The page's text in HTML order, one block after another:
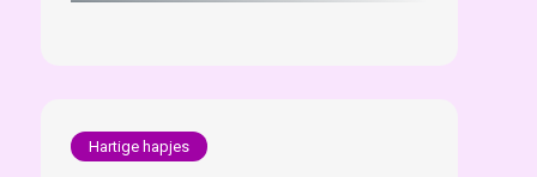
Hartige hapjes